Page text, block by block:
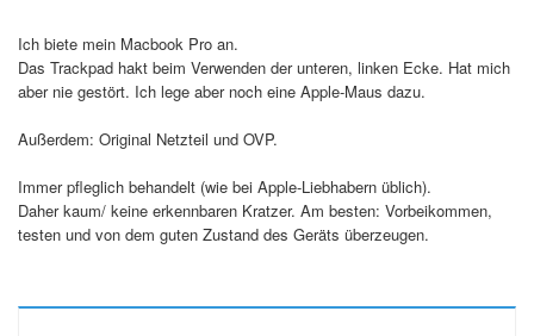
Ich biete mein Macbook Pro an.
Das Trackpad hakt beim Verwenden der unteren, linken Ecke. Hat mich
aber nie gestört. Ich lege aber noch eine Apple-Maus dazu.
Außerdem: Original Netzteil und OVP.
Immer pfleglich behandelt (wie bei Apple-Liebhabern üblich).
Daher kaum/ keine erkennbaren Kratzer. Am besten: Vorbeikommen,
testen und von dem guten Zustand des Geräts überzeugen.